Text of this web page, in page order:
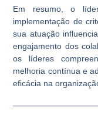
Em resumo, o
implementação de
sua atuação
engajamento dos
os líderes
melhoria contínua e
eficácia na